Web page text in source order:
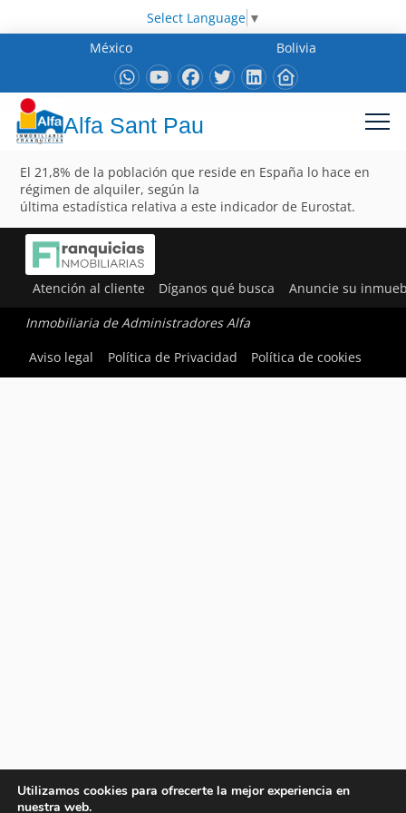
Select Language ▼
México
Bolivia
Alfa Sant Pau
El 21,8% de la población que reside en España lo hace en
régimen de alquiler, según la
última estadística relativa a este indicador de Eurostat.
Atención al cliente Díganos qué busca Anuncie su
Inmobiliaria de Administradores Alfa
Aviso legal
Política de Privacidad Política de cookies
Utilizamos cookies para ofrecerte la mejor experiencia en
nuestra web.